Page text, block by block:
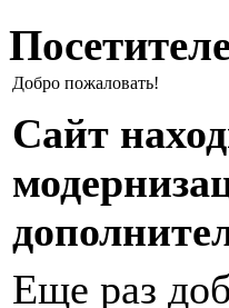
Добро пожаловать!
Сайт
Еще раз